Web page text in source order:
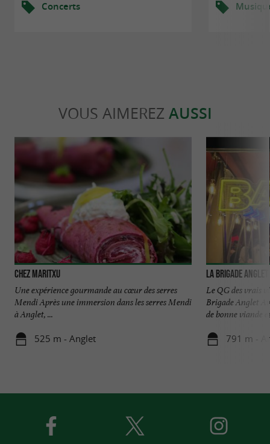
Concerts
VOUS AIMEREZ AUSSI
Chez Maritxu
Une expérience gourmande au cœur des serres
Mendi Après une immersion dans les serres Mendi
à Anglet, ...
525 m - Anglet
La Brigade Anglet
Le QG des vrais
Brigade Anglet
de bonne viande
791 m -